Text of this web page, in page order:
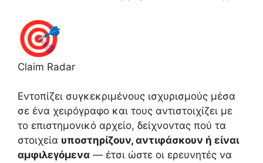
Claim Radar
Εντοπίζει συγκεκριμένους ισχυρισμούς μέσα
σε ένα χειρόγραφο και τους αντιστοιχίζει με
το επιστημονικό αρχείο, δείχνοντας πού τα
στοιχεία υποστηρίζουν, αντιφάσκουν ή είναι
αμφιλεγόμενα — έτσι ώστε οι ερευνητές να